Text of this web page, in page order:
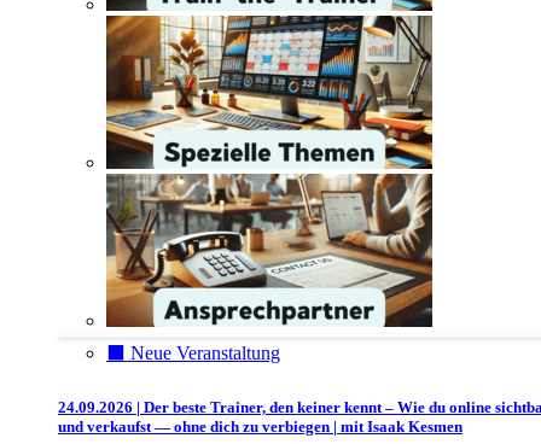
⬛️ Neue Veranstaltung
24.09.2026 | Der beste Trainer, den keiner kennt – Wie du online
und verkaufst — ohne dich zu verbiegen | mit Isaak Kesmen